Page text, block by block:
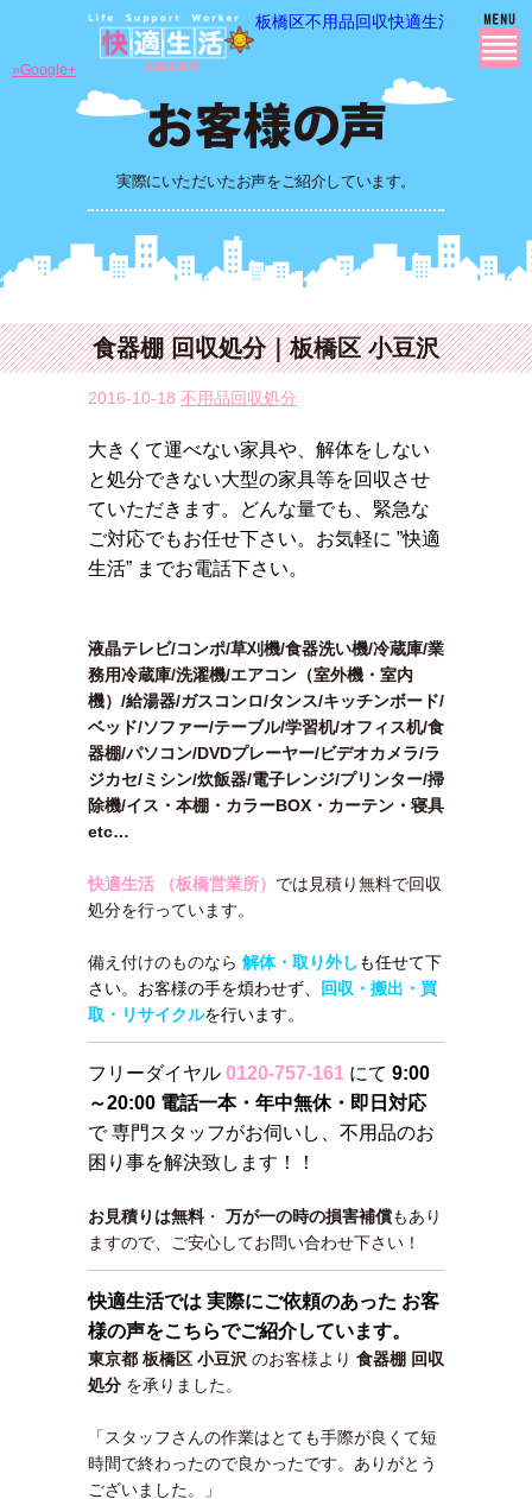
板橋区不用品回収快適生活の 不用
実際にいただいたお声をご紹介しています。
»Google+
食器棚 回収処分｜板橋区 小豆沢
2016-10-18 不用品回収処分
大きくて運べない家具や、解体をしない
と処分できない大型の家具等を回収させ
ていただきます。どんな量でも、緊急な
ご対応でもお任せ下さい。お気軽に ”快適
生活” までお電話下さい。
液晶テレビ/コンポ/草刈機/食器洗い機/冷蔵庫/業
務用冷蔵庫/洗濯機/エアコン（室外機・室内
機）/給湯器/ガスコンロ/タンス/キッチンボード/
ベッド/ソファー/テーブル/学習机/オフィス机/食
器棚/パソコン/DVDプレーヤー/ビデオカメラ/ラ
ジカセ/ミシン/炊飯器/電子レンジ/プリンター/掃
除機/イス・本棚・カラーBOX・カーテン・寝具
etc…
快適生活 （板橋営業所） では見積り無料で回収
処分を行っています。
備え付けのものなら 解体・取り外しも任せて下
さい。お客様の手を煩わせず、
回収・搬出・買
取・リサイクルを行います。
フリーダイヤル 0120-757-161 にて 9:00
～20:00 電話一本・年中無休・即日対応
で 専門スタッフがお伺いし、不用品のお
困り事を解決致します！！
お見積りは無料・ 万が一の時の損害補償もあり
ますので、ご安心してお問い合わせ下さい！
快適生活では 実際にご依頼のあった お客
様の声をこちらでご紹介しています。
東京都 板橋区 小豆沢 のお客様より 食器棚 回収
処分 を承りました。
「スタッフさんの作業はとても手際が良くて短
時間で終わったので良かったです。ありがとう
ございました。」